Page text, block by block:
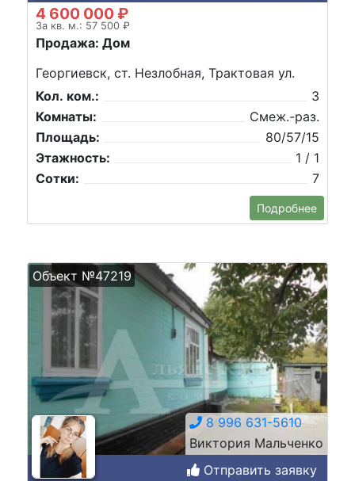
4 600 000 ₽
За кв. м.: 57 500 ₽
Продажа: Дом
Георгиевск, ст. Незлобная, Трактовая ул.
Кол. ком.:
3
Комнаты:
Смеж.-раз.
Площадь:
80/57/15
Этажность:
1 / 1
Сотки:
7
Подробнее
Объект №47219
8 996 631-5610
Виктория Мальченко
Отправить заявку